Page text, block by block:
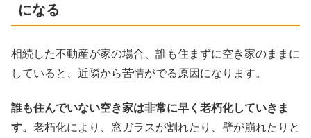
になる
相続した不動産が家の場合、誰も住まずに空き家のままに
していると、近隣から苦情がでる原因になります。
誰も住んでいない空き家は非常に早く老朽化していきま
す。 老朽化により、窓ガラスが割れたり、壁が崩れたりと